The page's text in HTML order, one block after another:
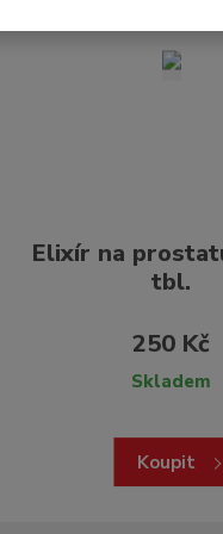
Elixír na
tbl.
250 Kč
Skladem
Koupit